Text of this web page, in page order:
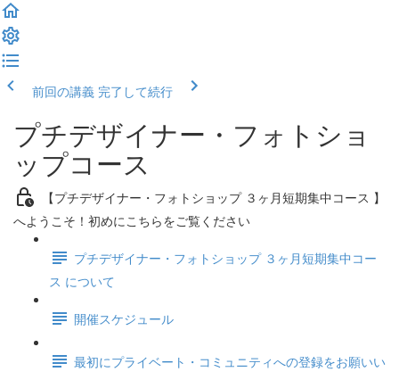
前回の講義 完了して続行
プチデザイナー・フォトショ
ップコース
【プチデザイナー・フォトショップ ３ヶ月短期集中コース 】
へようこそ！初めにこちらをご覧ください
プチデザイナー・フォトショップ ３ヶ月短期集中コー
ス について
開催スケジュール
最初にプライベート・コミュニティへの登録をお願いい